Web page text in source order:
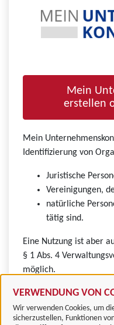
VERWENDUNG VON
Wir verwenden Cookies, um
sicherzustellen, Funktionen
Mein
erstellen
Mein
Identifizierung von
Juristische
Vereinigungen,
natürliche
tätig sind.
Eine Nutzung ist aber
§ 1 Abs. 4
möglich.